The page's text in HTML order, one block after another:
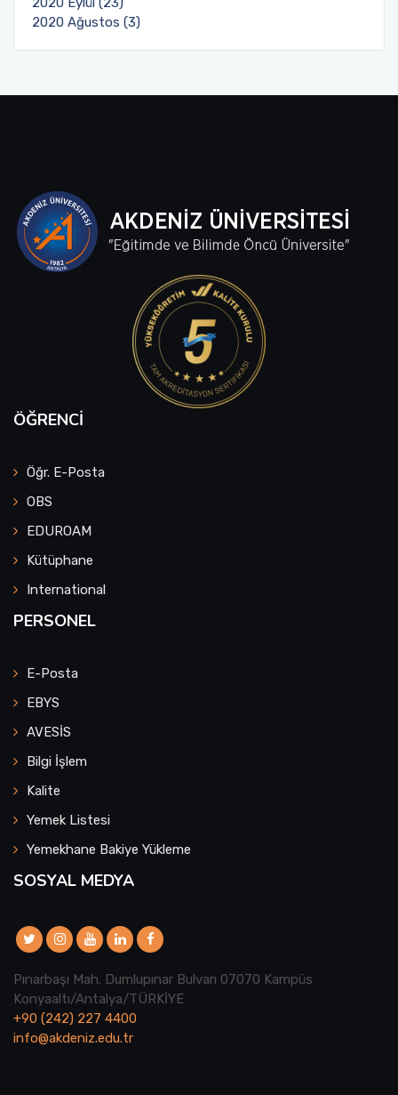
2020 Ağustos (3)
ÖĞRENCI
Öğr. E-Posta
OBS
EDUROAM
Kütüphane
International
PERSONEL
E-Posta
EBYS
AVESİS
Bilgi İşlem
Kalite
Yemek Listesi
Yemekhane Bakiye Yükleme
SOSYAL MEDYA
Pınarbaşı Mah. Dumlupınar Bulvarı 07070 Kampüs
Konyaaltı/Antalya/TÜRKİYE
+90 (242) 227 4400
info@akdeniz.edu.tr